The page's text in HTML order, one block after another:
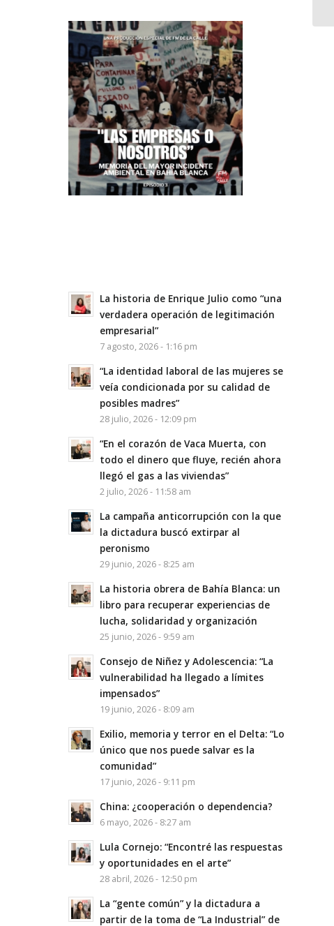
La historia de Enrique Julio como “una
verdadera operación de legitimación
empresarial”
7 agosto, 2026 - 1:16 pm
“La identidad laboral de las mujeres se
veía condicionada por su calidad de
posibles madres”
28 julio, 2026 - 12:09 pm
“En el corazón de Vaca Muerta, con
todo el dinero que fluye, recién ahora
llegó el gas a las viviendas”
2 julio, 2026 - 11:58 am
La campaña anticorrupción con la que
la dictadura buscó extirpar al
peronismo
29 junio, 2026 - 8:25 am
La historia obrera de Bahía Blanca: un
libro para recuperar experiencias de
lucha, solidaridad y organización
25 junio, 2026 - 9:59 am
Consejo de Niñez y Adolescencia: “La
vulnerabilidad ha llegado a límites
impensados”
19 junio, 2026 - 8:09 am
Exilio, memoria y terror en el Delta: “Lo
único que nos puede salvar es la
comunidad”
17 junio, 2026 - 9:11 pm
China: ¿cooperación o dependencia?
6 mayo, 2026 - 8:27 am
Lula Cornejo: “Encontré las respuestas
y oportunidades en el arte”
28 abril, 2026 - 12:50 pm
La “gente común” y la dictadura a
partir de la toma de “La Industrial” de